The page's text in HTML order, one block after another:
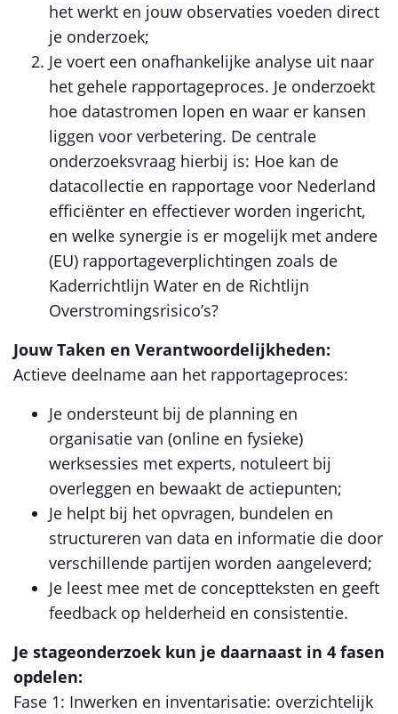
het werkt en jouw observaties voeden direct
je onderzoek;
Je voert een onafhankelijke analyse uit naar
het gehele rapportageproces. Je onderzoekt
hoe datastromen lopen en waar er kansen
liggen voor verbetering. De centrale
onderzoeksvraag hierbij is: Hoe kan de
datacollectie en rapportage voor Nederland
efficiënter en effectiever worden ingericht,
en welke synergie is er mogelijk met andere
(EU) rapportageverplichtingen zoals de
Kaderrichtlijn Water en de Richtlijn
Overstromingsrisico’s?
Jouw Taken en Verantwoordelijkheden:
Actieve deelname aan het rapportageproces:
Je ondersteunt bij de planning en
organisatie van (online en fysieke)
werksessies met experts, notuleert bij
overleggen en bewaakt de actiepunten;
Je helpt bij het opvragen, bundelen en
structureren van data en informatie die door
verschillende partijen worden aangeleverd;
Je leest mee met de conceptteksten en geeft
feedback op helderheid en consistentie.
Je stageonderzoek kun je daarnaast in 4 fasen
opdelen:
Fase 1: Inwerken en inventarisatie: overzichtelijk